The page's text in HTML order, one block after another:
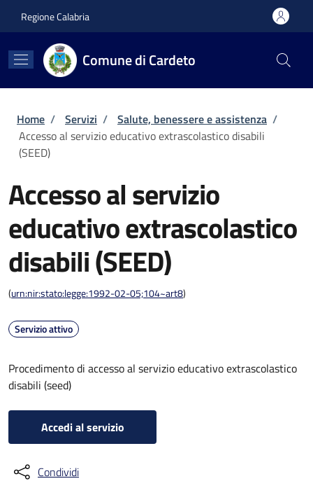
Regione Calabria
Comune di Cardeto
Briciole di pane
Home / Servizi / Salute, benessere e assistenza /
Accesso al servizio educativo extrascolastico disabili
(SEED)
Accesso al servizio
educativo extrascolastico
disabili (SEED)
(urn:nir:stato:legge:1992-02-05;104~art8)
Servizio attivo
Procedimento di accesso al servizio educativo extrascolastico
disabili (seed)
Accedi al servizio
Condividi